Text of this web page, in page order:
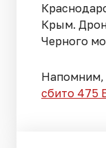
Крым.
Черного
Напомним,
сбито 475